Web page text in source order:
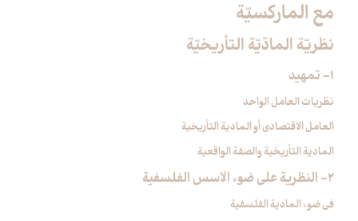
مع الماركسيّة
نظريّة المادّيّة التأريخيّة
1- تمهيد
نظريات العامل الواحد
العامل الاقتصادي أو المادية التأريخية
المادية التأريخية والصفة الواقعية
2- النظرية على ضوء الاسس الفلسفية
في ضوء المادية الفلسفية